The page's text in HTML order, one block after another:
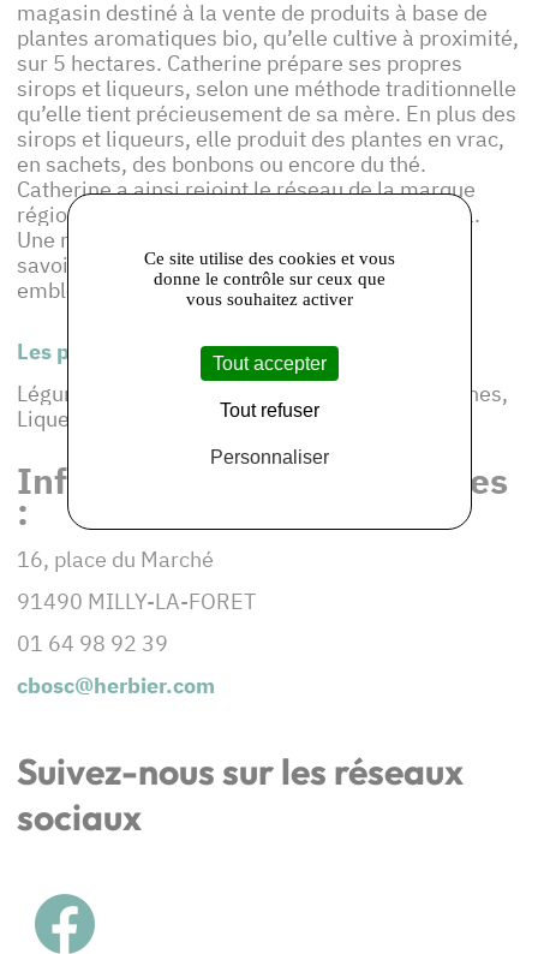
magasin destiné à la vente de produits à base de
plantes aromatiques bio, qu’elle cultive à proximité,
sur 5 hectares. Catherine prépare ses propres
sirops et liqueurs, selon une méthode traditionnelle
qu’elle tient précieusement de sa mère. En plus des
sirops et liqueurs, elle produit des plantes en vrac,
en sachets, des bonbons ou encore du thé.
Catherine a ainsi rejoint le réseau de la marque
régionale
en 2011.
Une manière pour elle de faire reconnaître son
savoir-faire et de promouvoir ce produit
emblématique qu’est la menthe poivrée.
Les produits de cet adhérent :
Légumes de saison, Plantes aromatiques, Tisanes,
Liqueurs, Huiles essentielles, Confiseries
Informations et coordonnées
:
16, place du Marché
91490 MILLY-LA-FORET
01 64 98 92 39
cbosc@herbier.com
Suivez-nous sur les réseaux
sociaux
Ce site utilise des cookies et vous
donne le contrôle sur ceux que
vous souhaitez activer
Tout accepter
Tout refuser
Personnaliser